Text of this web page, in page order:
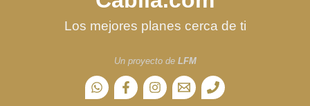
Los mejores planes cerca de ti
Un proyecto de LFM